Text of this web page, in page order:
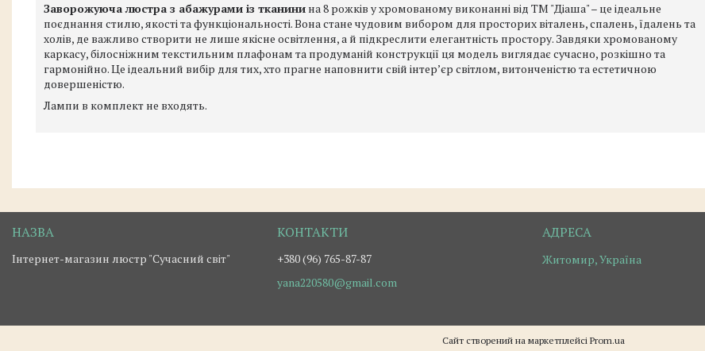
Заворожуюча люстра з абажурами із тканини на 8 рожків у хромованому виконанні від ТМ "Діаша" – це ідеальне
поєднання стилю, якості та функціональності. Вона стане чудовим вибором для просторих віталень, спалень, їдалень та
холів, де важливо створити не лише якісне освітлення, а й підкреслити елегантність простору. Завдяки хромованому
каркасу, білосніжним текстильним плафонам та продуманій конструкції ця модель виглядає сучасно, розкішно та
гармонійно. Це ідеальний вибір для тих, хто прагне наповнити свій інтер’єр світлом, витонченістю та естетичною
довершеністю.
Лампи в комплект не входять.
Інтернет-магазин люстр "Сучасний світ"
+380 (96) 765-87-87
yana220580@gmail.com
Житомир, Україна
Сайт створений на маркетплейсі Prom.ua